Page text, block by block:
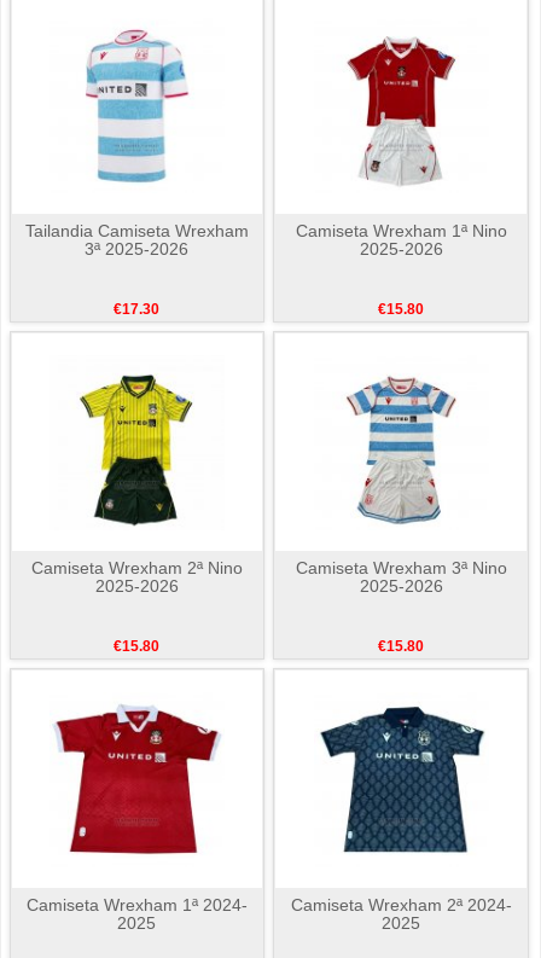
Tailandia Camiseta Wrexham
3ª 2025-2026
€17.30
Camiseta Wrexham 1ª Nino
2025-2026
€15.80
Camiseta Wrexham 2ª Nino
2025-2026
€15.80
Camiseta Wrexham 3ª Nino
2025-2026
€15.80
Camiseta Wrexham 1ª 2024-
2025
Camiseta Wrexham 2ª 2024-
2025